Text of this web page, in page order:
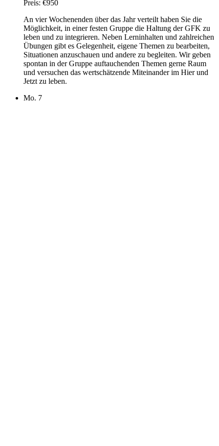
Preis: €950
An vier Wochenenden über das Jahr verteilt haben Sie die
Möglichkeit, in einer festen Gruppe die Haltung der GFK zu
leben und zu integrieren. Neben Lerninhalten und zahlreichen
Übungen gibt es Gelegenheit, eigene Themen zu bearbeiten,
Situationen anzuschauen und andere zu begleiten. Wir geben
spontan in der Gruppe auftauchenden Themen gerne Raum
und versuchen das wertschätzende Miteinander im Hier und
Jetzt zu leben.
Mo. 7